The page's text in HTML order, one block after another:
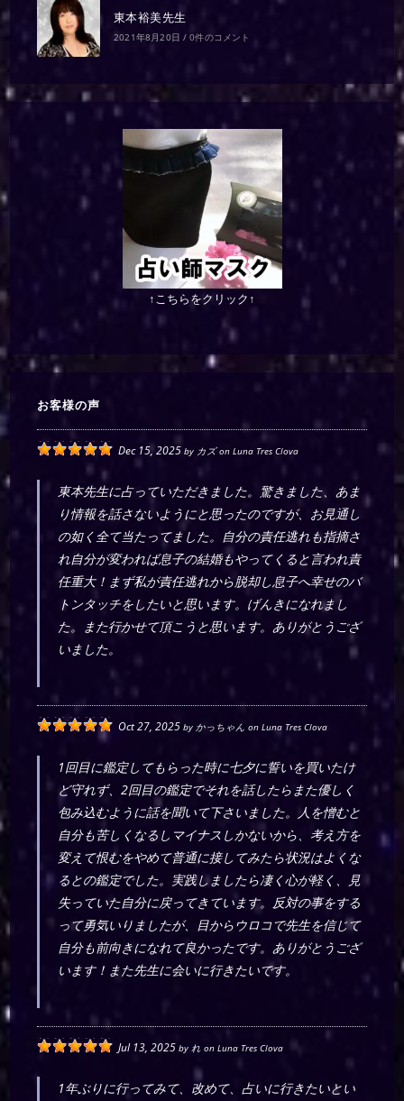
東本裕美先生
2021年8月20日 / 0件のコメント
↑こちらをクリック↑
お客様の声
Dec 15, 2025 by カズonLuna Tres Clova
東本先生に占っていただきました。驚きました、あま
り情報を話さないようにと思ったのですが、お見通し
の如く全て当たってました。自分の責任逃れも指摘さ
れ自分が変われば息子の結婚もやってくると言われ責
任重大！まず私が責任逃れから脱却し息子へ幸せのバ
トンタッチをしたいと思います。げんきになれまし
た。また行かせて頂こうと思います。ありがとうござ
いました。
Oct 27, 2025 by かっちゃん onLuna Tres Clova
1回目に鑑定してもらった時に七夕に誓いを買いたけ
ど守れず、2回目の鑑定でそれを話したらまた優しく
包み込むように話を聞いて下さいました。人を憎むと
自分も苦しくなるしマイナスしかないから、考え方を
変えて恨むをやめて普通に接してみたら状況はよくな
るとの鑑定でした。実践しましたら凄く心が軽く、見
失っていた自分に戻ってきています。反対の事をする
って勇気いりましたが、目からウロコで先生を信じて
自分も前向きになれて良かったです。ありがとうござ
います！また先生に会いに行きたいです。
Jul 13, 2025 byれ onLuna Tres Clova
1年ぶりに行ってみて、改めて、占いに行きたいとい